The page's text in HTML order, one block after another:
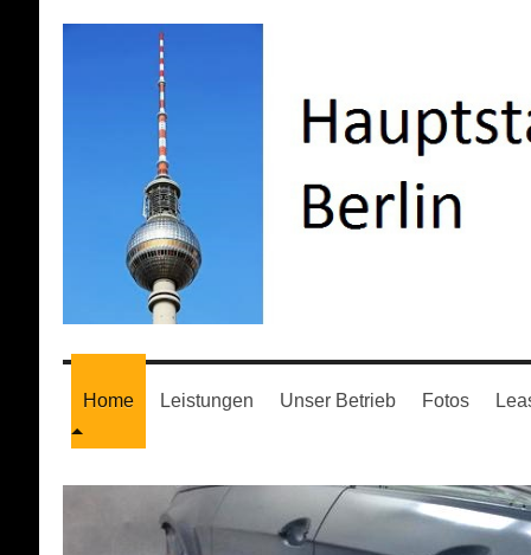
Home Leistungen Unser Betrieb Fotos